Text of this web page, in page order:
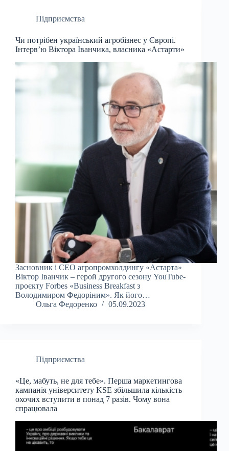
Підприємства
Чи потрібен український агробізнес у Європі.
Інтерв’ю Віктора Іванчика, власника «Астарти»
Засновник і СЕО агропромхолдингу «Астарта»
Віктор Іванчик – герой другого сезону YouTube-
проєкту Forbes «Business Breakfast з
Володимиром Федоріним». Як його…
Ольга Федоренко
05.09.2023
Підприємства
«Це, мабуть, не для тебе». Перша маркетингова
кампанія університету KSE збільшила кількість
охочих вступити в понад 7 разів. Чому вона
спрацювала